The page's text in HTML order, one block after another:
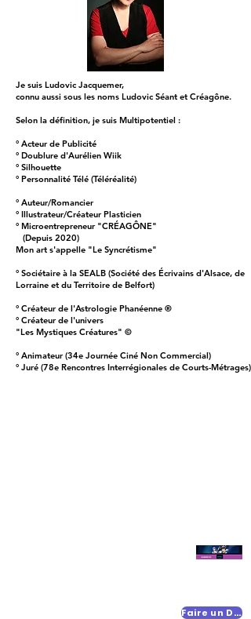
Je suis Ludovic Jacquemer,
connu aussi sous les noms Ludovic Séant et Créagône.
Selon la définition, je suis Multipotentiel :
° Acteur de Publicité
° Doublure d'Aurélien Wiik
° Silhouette
° Personnalité Télé (Téléréalité)
° Auteur/Romancier
° Illustrateur/Créateur Plasticien
° Microentrepreneur "CRÉAGÔNE"
(Depuis 2020)
Mon art s'appelle "Le Syncrétisme"
° Sociétaire à la SEALB (Société des Écrivains d'Alsace, de
Lorraine et du Territoire de Belfort)
° Créateur de l'Astrologie Phanéenne ®
° Créateur de l'univers
"Les Mystiques Créatures" ©
° Animateur (34e Journée Ciné Non Commercial)
° Juré (78e Rencontres Interrégionales de Courts-Métrages)
Faire un Don